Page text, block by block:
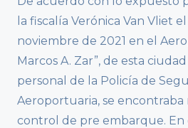
la fiscalía Verónica Van Vliet
noviembre de 2021 en el
Marcos A. Zar”, de esta
personal de la Policía de
Aeroportuaria, se encontraba
control de pre embarque. En